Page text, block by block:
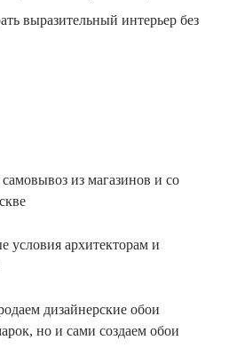
выразительный интерьер без
из магазинов и со
условия архитекторам и
дизайнерские обои
но и сами создаем обои